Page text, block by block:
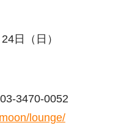
日（日）
3470-0052
lounge/